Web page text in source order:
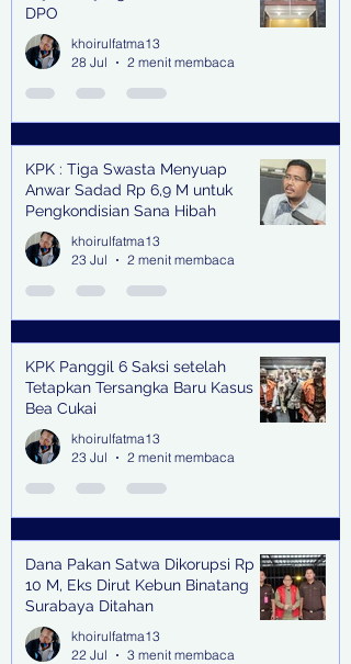
DPO
khoirulfatma13
28 Jul
2 menit membaca
KPK : Tiga Swasta Menyuap
Anwar Sadad Rp 6,9 M untuk
Pengkondisian Sana Hibah
khoirulfatma13
23 Jul
2 menit membaca
KPK Panggil 6 Saksi setelah
Tetapkan Tersangka Baru Kasus
Bea Cukai
khoirulfatma13
23 Jul
2 menit membaca
Dana Pakan Satwa Dikorupsi Rp
10 M, Eks Dirut Kebun Binatang
Surabaya Ditahan
khoirulfatma13
22 Jul
3 menit membaca